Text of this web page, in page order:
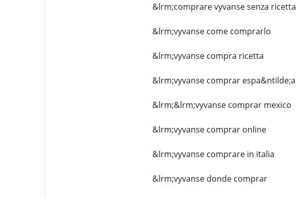
&lrm;comprare vyvanse senza ricetta
&lrm;vyvanse come comprarlo
&lrm;vyvanse compra ricetta
&lrm;vyvanse comprar espa&ntilde;a
&lrm;&lrm;vyvanse comprar mexico
&lrm;vyvanse comprar online
&lrm;vyvanse comprare in italia
&lrm;vyvanse donde comprar